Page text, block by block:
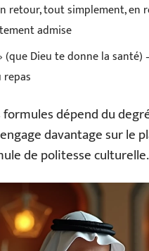
retour, tout simplement,
admise
(que Dieu te donne la
dépend du
davantage sur le
de politesse culturelle.